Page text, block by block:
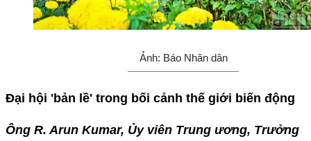
Ảnh: Báo Nhân dân
Đại hội 'bản lề' trong bối cảnh thế giới biến động
Ông R. Arun Kumar, Ủy viên Trung ương, Trưởng